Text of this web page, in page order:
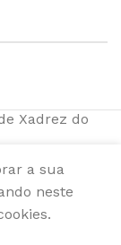
Xadrez do
a sua
neste